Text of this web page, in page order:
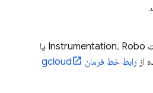
این راهنما نحوه اجرای تست Instrumentation، Robo یا
رابط خط فرمان gcloud